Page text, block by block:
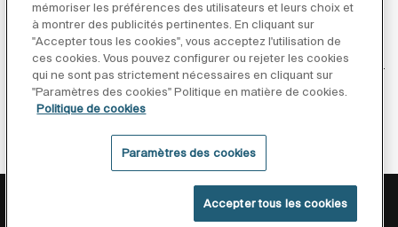
Inspiration
Suivez-nous
Politique De Confidentialité
Conditions générales de vente
mémoriser les préférences des utilisateurs et leurs choix et
à montrer des publicités pertinentes. En cliquant sur
"Accepter tous les cookies", vous acceptez l'utilisation de
ces cookies. Vous pouvez configurer ou rejeter les cookies
qui ne sont pas strictement nécessaires en cliquant sur
"Paramètres des cookies" Politique en matière de cookies.
Politique de cookies
Paramètres des cookies
Accepter tous les cookies